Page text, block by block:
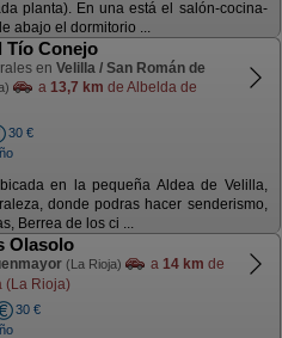
planta). En una está el salón-cocina-
abajo el dormitorio ...
Tío Conejo
en Velilla / San Román de
a 13,7 km de Albelda de
30 €
en la pequeña Aldea de Velilla,
donde podras hacer senderismo,
Berrea de los ci ...
Olasolo
(La Rioja) a 14 km de
(La Rioja)
30 €